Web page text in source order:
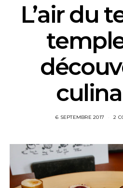
L’air du
6 SEPTEMBRE 2017 2